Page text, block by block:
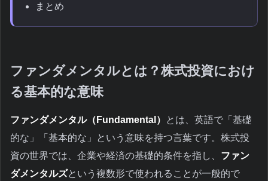
まとめ
ファンダメンタルとは？株式投資におけ
る基本的な意味
ファンダメンタル（Fundamental）
とは、英語で「基礎
的な」「基本的な」という意味を持つ言葉です。株式投
資の世界では、企業や経済の基礎的条件を指し、 ファン
ダメンタルズという複数形で使われることが一般的で